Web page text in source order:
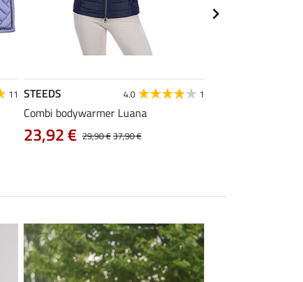
11 STEEDS 4.0 1
Combi bodywarmer Luana
29,90 €37,90 €
23,92 €